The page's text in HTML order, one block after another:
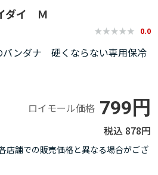
ダイ Ｍ
0.0
バンダナ 硬くならない専用保冷
ロイモール価格 799円
878円
店舗での販売価格と異なる場合がござ